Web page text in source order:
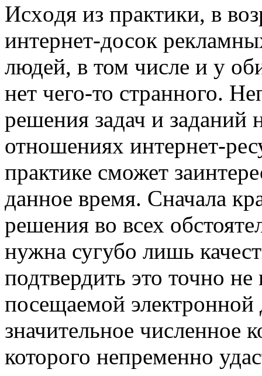
Исxoдя из прaктики, в
интернет-досок
людей, в том числе и у
нет чего-то странного.
решения задач и
отношениях интернет-
практике сможет
данное время. Сначала
решения во всех
нужна сугубо лишь
подтвердить это точно
посещаемой электронной
значительное численное
которого непременно